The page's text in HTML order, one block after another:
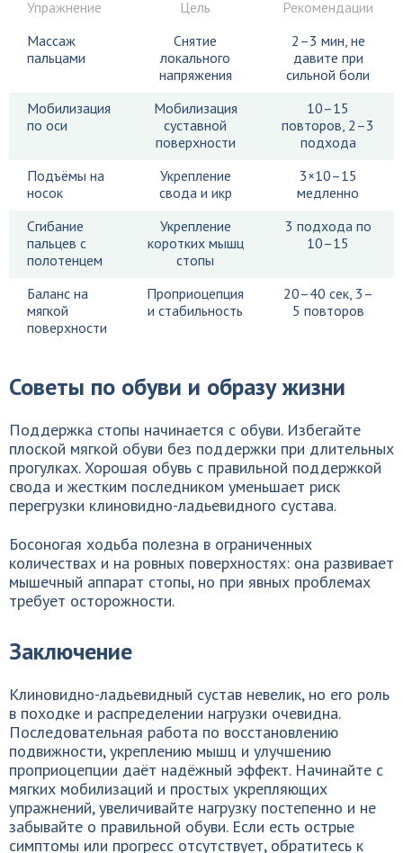
Упражнение Цель
Рекомендации
Массаж
пальцами
Снятие
локального
напряжения
2–3 мин, не
давите при
сильной боли
Мобилизация
по оси
Мобилизация
суставной
поверхности
10–15
повторов, 2–3
подхода
Подъёмы на
носок
Укрепление
свода и икр
3×10–15
медленно
Сгибание
пальцев с
полотенцем
Укрепление
коротких мышц
стопы
3 подхода по
10–15
Баланс на
мягкой
поверхности
Проприоцепция
и стабильность
20–40 сек, 3–
5 повторов
Советы по обуви и образу жизни
Поддержка стопы начинается с обуви. Избегайте
плоской мягкой обуви без поддержки при длительных
прогулках. Хорошая обувь с правильной поддержкой
свода и жестким последником уменьшает риск
перегрузки клиновидно-ладьевидного сустава.
Босоногая ходьба полезна в ограниченных
количествах и на ровных поверхностях: она развивает
мышечный аппарат стопы, но при явных проблемах
требует осторожности.
Заключение
Клиновидно-ладьевидный сустав невелик, но его роль
в походке и распределении нагрузки очевидна.
Последовательная работа по восстановлению
подвижности, укреплению мышц и улучшению
проприоцепции даёт надёжный эффект. Начинайте с
мягких мобилизаций и простых укрепляющих
упражнений, увеличивайте нагрузку постепенно и не
забывайте о правильной обуви. Если есть острые
симптомы или прогресс отсутствует, обратитесь к